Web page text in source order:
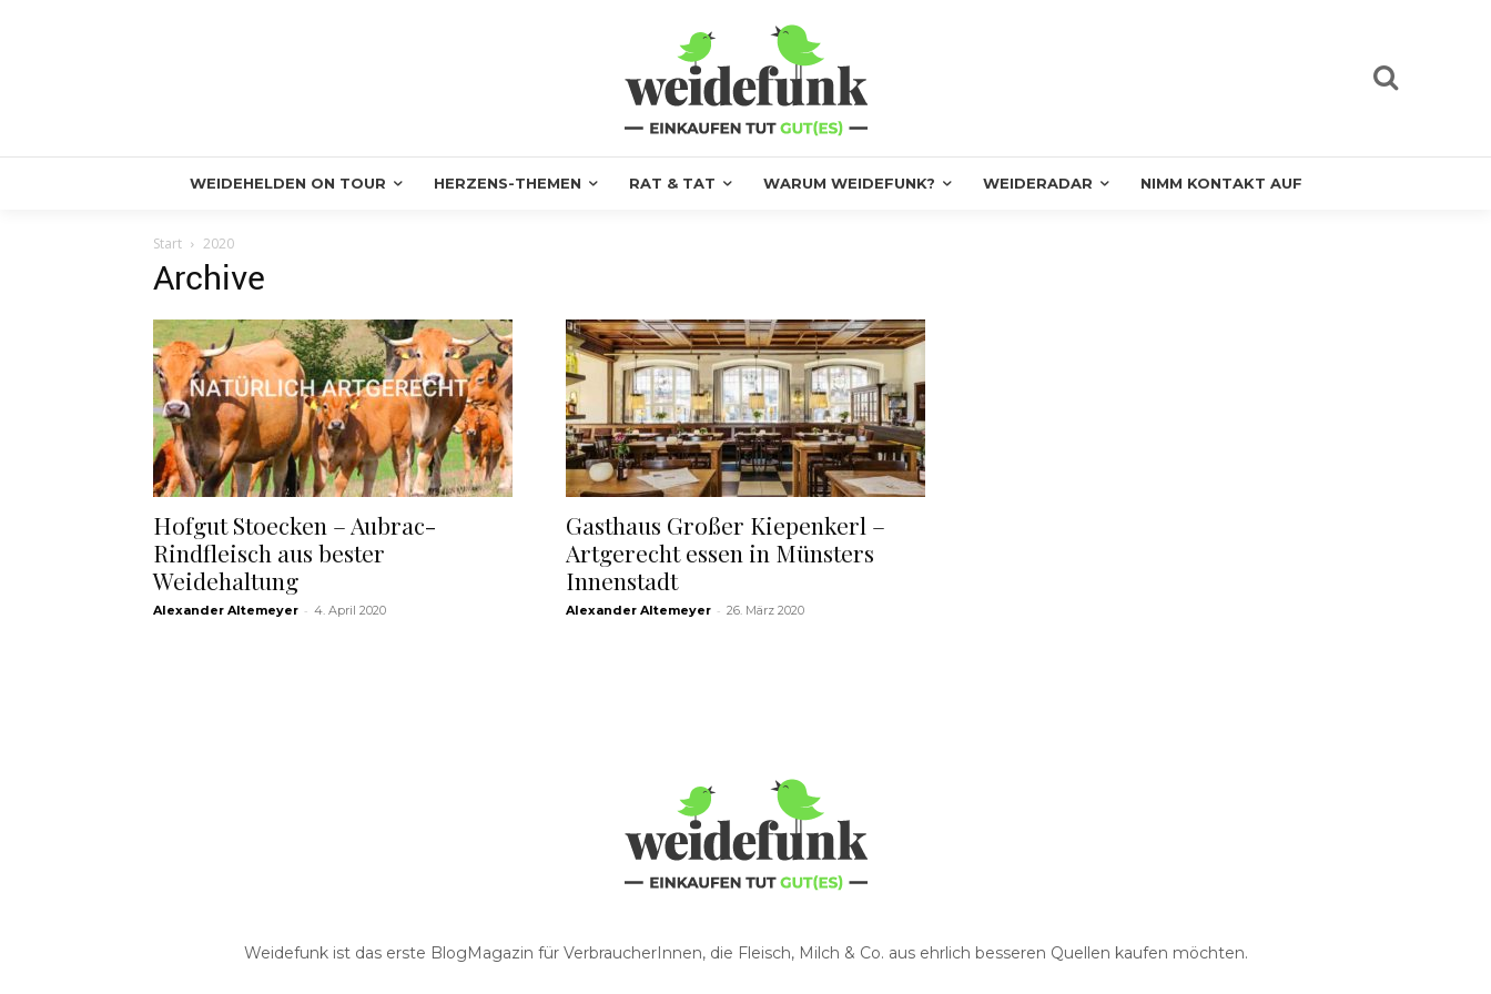
WEIDEHELDEN ON TOUR HERZENS-THEMEN RAT & TAT WARUM WEIDEFUNK? WEIDERADAR NIMM KONTAKT AUF
Start 2020
Archive
Hofgut Stoecken – Aubrac-
Rindfleisch aus bester
Weidehaltung
Alexander Altemeyer - 4. April 2020
Gasthaus Großer Kiepenkerl –
Artgerecht essen in Münsters
Innenstadt
Alexander Altemeyer - 26. März 2020
Weidefunk ist das erste BlogMagazin für VerbraucherInnen, die Fleisch, Milch & Co. aus ehrlich besseren Quellen kaufen möchten.